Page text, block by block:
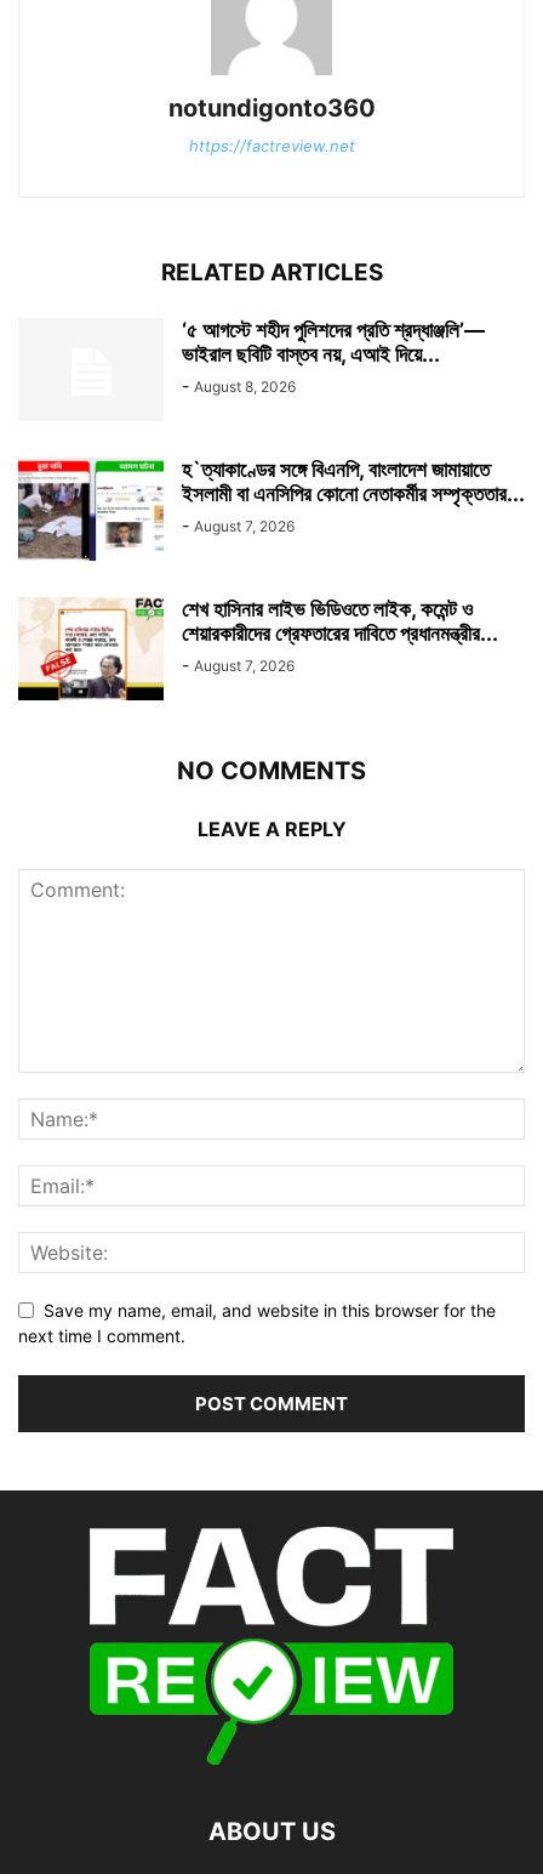
notundigonto360
https://factreview.net
RELATED ARTICLES
‘৫ আগস্টে শহীদ পুলিশদের প্রতি শ্রদ্ধাঞ্জলি’—
ভাইরাল ছবিটি বাস্তব নয়, এআই দিয়ে...
- August 8, 2026
হ`ত্যাকাণ্ডের সঙ্গে বিএনপি, বাংলাদেশ জামায়াতে
ইসলামী বা এনসিপির কোনো নেতাকর্মীর সম্পৃক্ততার...
- August 7, 2026
শেখ হাসিনার লাইভ ভিডিওতে লাইক, কমেন্ট ও
শেয়ারকারীদের গ্রেফতারের দাবিতে প্রধানমন্ত্রীর...
- August 7, 2026
NO COMMENTS
LEAVE A REPLY
Save my name, email, and website in this browser for the
next time I comment.
ABOUT US